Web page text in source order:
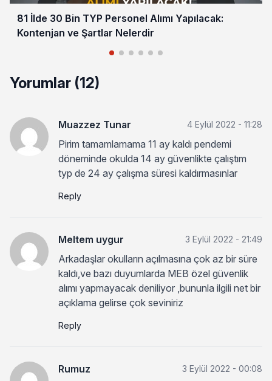
81 İlde 30 Bin TYP Personel Alımı Yapılacak:
Kontenjan ve Şartlar Nelerdir
Yorumlar (12)
Muazzez Tunar 4 Eylül 2022 - 11:28
Pirim tamamlamama 11 ay kaldı pendemi
döneminde okulda 14 ay güvenlikte çalıştım
typ de 24 ay çalışma süresi kaldırmasınlar
Reply
Meltem uygur 3 Eylül 2022 - 21:49
Arkadaşlar okulların açılmasına çok az bir süre
kaldı,ve bazı duyumlarda MEB özel güvenlik
alımı yapmayacak deniliyor ,bununla ilgili net bir
açıklama gelirse çok seviniriz
Reply
Rumuz 3 Eylül 2022 - 00:08